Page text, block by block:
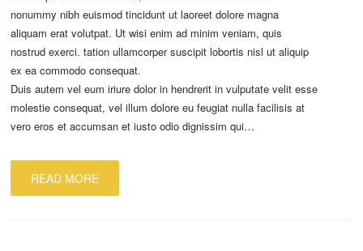
nonummy nibh euismod tincidunt ut laoreet dolore magna
aliquam erat volutpat. Ut wisi enim ad minim veniam, quis
nostrud exerci. tation ullamcorper suscipit lobortis nisl ut aliquip
ex ea commodo consequat.
Duis autem vel eum iriure dolor in hendrerit in vulputate velit esse
molestie consequat, vel illum dolore eu feugiat nulla facilisis at
vero eros et accumsan et iusto odio dignissim qui…
READ MORE